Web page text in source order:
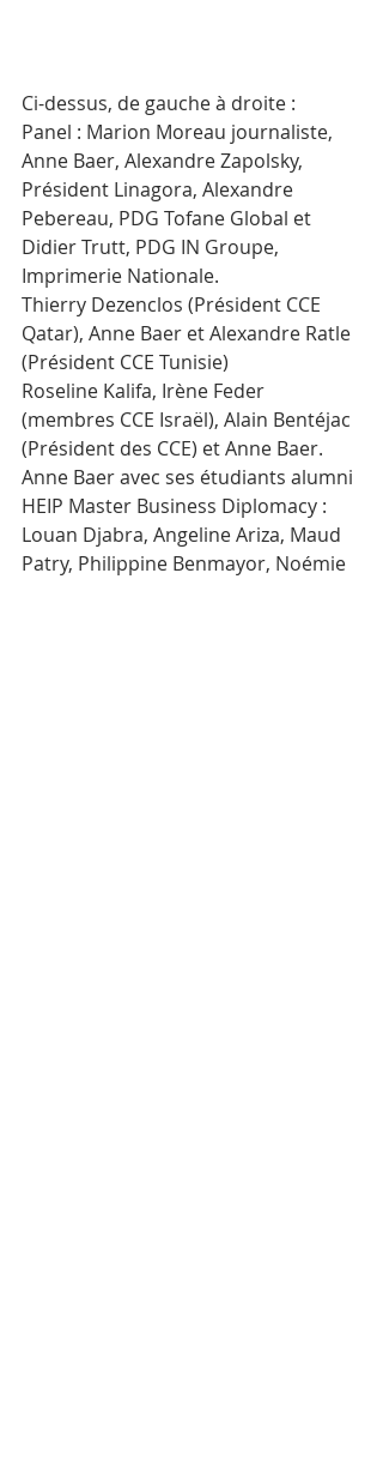
Ci-dessus, de gauche à droite :
Panel : Marion Moreau journaliste,
Anne Baer, Alexandre Zapolsky,
Président Linagora, Alexandre
Pebereau, PDG Tofane Global et
Didier Trutt, PDG IN Groupe,
Imprimerie Nationale.
Thierry Dezenclos (Président CCE
Qatar), Anne Baer et Alexandre Ratle
(Président CCE Tunisie)
Roseline Kalifa, Irène Feder
(membres CCE Israël), Alain Bentéjac
(Président des CCE) et Anne Baer.
Anne Baer avec ses étudiants alumni
HEIP Master Business Diplomacy :
Louan Djabra, Angeline Ariza, Maud
Patry, Philippine Benmayor, Noémie